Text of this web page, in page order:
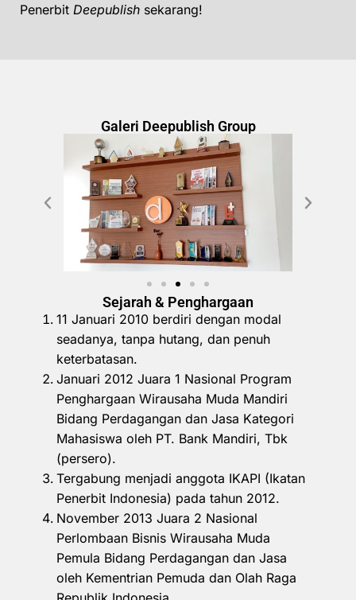
Penerbit Deepublish sekarang!
Galeri Deepublish Group
Sejarah & Penghargaan
11 Januari 2010 berdiri dengan modal
seadanya, tanpa hutang, dan penuh
keterbatasan.
Januari 2012 Juara 1 Nasional Program
Penghargaan Wirausaha Muda Mandiri
Bidang Perdagangan dan Jasa Kategori
Mahasiswa oleh PT. Bank Mandiri, Tbk
(persero).
Tergabung menjadi anggota IKAPI (Ikatan
Penerbit Indonesia) pada tahun 2012.
November 2013 Juara 2 Nasional
Perlombaan Bisnis Wirausaha Muda
Pemula Bidang Perdagangan dan Jasa
oleh Kementrian Pemuda dan Olah Raga